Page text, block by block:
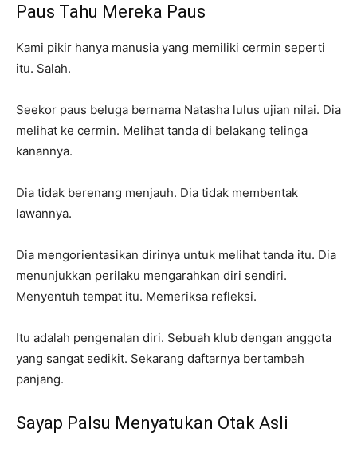
Paus Tahu Mereka Paus
Kami pikir hanya manusia yang memiliki cermin seperti
itu. Salah.
Seekor paus beluga bernama Natasha lulus ujian nilai. Dia
melihat ke cermin. Melihat tanda di belakang telinga
kanannya.
Dia tidak berenang menjauh. Dia tidak membentak
lawannya.
Dia mengorientasikan dirinya untuk melihat tanda itu. Dia
menunjukkan perilaku mengarahkan diri sendiri.
Menyentuh tempat itu. Memeriksa refleksi.
Itu adalah pengenalan diri. Sebuah klub dengan anggota
yang sangat sedikit. Sekarang daftarnya bertambah
panjang.
Sayap Palsu Menyatukan Otak Asli